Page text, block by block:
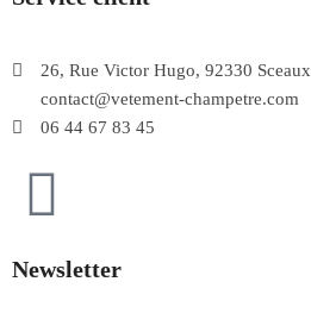
26, Rue Victor Hugo, 92330 Sceaux
contact@vetement-champetre.com
06 44 67 83 45
Newsletter